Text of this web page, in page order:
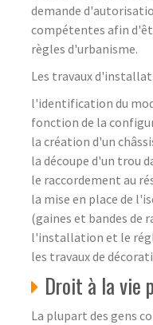
demande
compétentes afin
règles d'urbanisme.
Les travaux
l'identification du
fonction de la
la création d'un
la découpe d'un trou
le raccordement au
la mise en place de
(gaines et bandes de
l'installation et le
les travaux de
Droit à la vie
La plupart des gens